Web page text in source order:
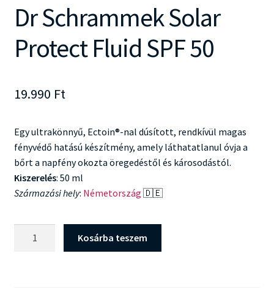
Dr Schrammek Solar
Protect Fluid SPF 50
19.990 Ft
Egy ultrakönnyű, Ectoin®-nal dúsított, rendkívül magas
fényvédő hatású készítmény, amely láthatatlanul óvja a
bőrt a napfény okozta öregedéstől és károsodástól.
Kiszerelés: 50 ml
Származási hely: Németország 🇩🇪
Kosárba teszem